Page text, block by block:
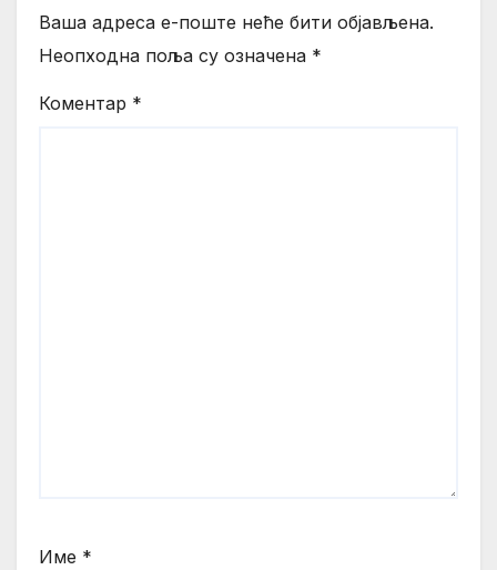
Ваша адреса е-поште неће бити објављена.
Неопходна поља су означена *
Коментар *
Име *